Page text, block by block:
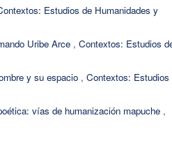
Estudios de Humanidades y
Uribe Arce , Contextos: Estudios
y su espacio , Contextos: Estudios
vías de humanización mapuche ,